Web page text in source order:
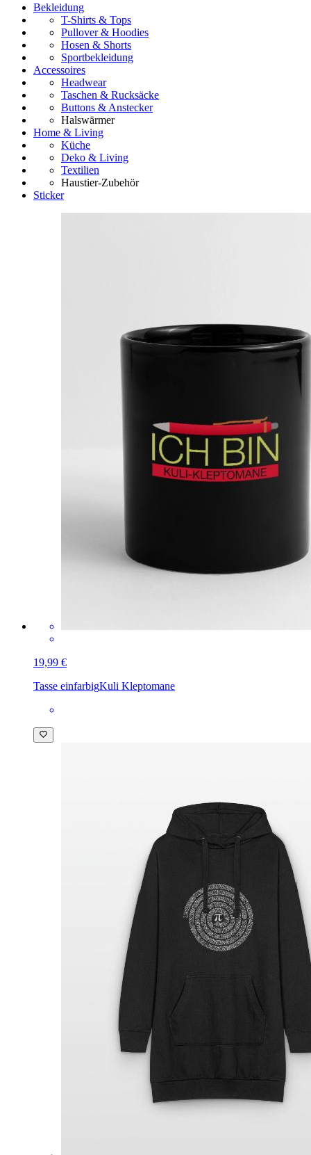
Bekleidung
T-Shirts & Tops
Pullover & Hoodies
Hosen & Shorts
Sportbekleidung
Accessoires
Headwear
Taschen & Rucksäcke
Buttons & Anstecker
Halswärmer
Home & Living
Küche
Deko & Living
Textilien
Haustier-Zubehör
Sticker
19,99 €
Tasse einfarbigKuli Kleptomane